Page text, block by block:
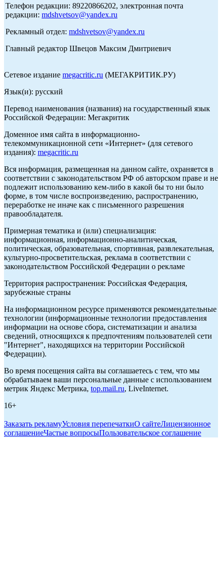
Телефон редакции: 89220866202, электронная почта
редакции: mdshvetsov@yandex.ru
Рекламный отдел: mdshvetsov@yandex.ru
Главный редактор Швецов Максим Дмитриевич
Сетевое издание megacritic.ru (МЕГАКРИТИК.РУ)
Язык(и): русский
Перевод наименования (названия) на государственный язык
Российской Федерации: Мегакритик
Доменное имя сайта в информационно-
телекоммуникационной сети «Интернет» (для сетевого
издания): megacritic.ru
Вся информация, размещенная на данном сайте, охраняется в
соответствии с законодательством РФ об авторском праве и не
подлежит использованию кем-либо в какой бы то ни было
форме, в том числе воспроизведению, распространению,
переработке не иначе как с письменного разрешения
правообладателя.
Примерная тематика и (или) специализация:
информационная, информационно-аналитическая,
политическая, образовательная, спортивная, развлекательная,
культурно-просветительская, реклама в соответствии с
законодательством Российской Федерации о рекламе
Территория распространения: Российская Федерация,
зарубежные страны
На информационном ресурсе применяются рекомендательные
технологии (информационные технологии предоставления
информации на основе сбора, систематизации и анализа
сведений, относящихся к предпочтениям пользователей сети
"Интернет", находящихся на территории Российской
Федерации).
Во время посещения сайта вы соглашаетесь с тем, что мы
обрабатываем ваши персональные данные с использованием
метрик Яндекс Метрика, top.mail.ru, LiveInternet.
16+
Заказать рекламуУсловия перепечаткиО сайтеЛицензионное
соглашениеЧастые вопросыПользовательское соглашение